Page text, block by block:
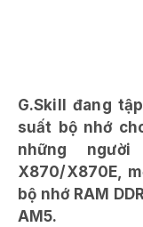
G.Skill đang
suất bộ nhớ
những
X870/X870E,
bộ nhớ RAM
AM5.